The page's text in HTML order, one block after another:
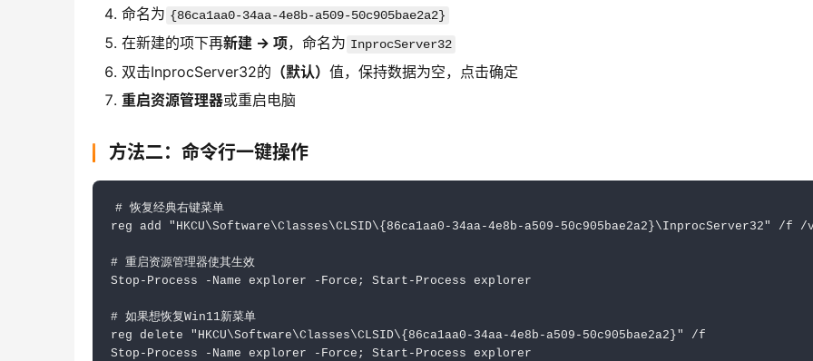
命名为 {86ca1aa0-34aa-4e8b-a509-50c905bae2a2}
在新建的项下再新建 → 项，命名为 InprocServer32
双击InprocServer32的 （默认） 值，保持数据为空，点击确定
重启资源管理器或重启电脑
方法二：命令行一键操作
# 恢复经典右键菜单
reg add "HKCU\Software\Classes\CLSID\{86ca1aa0-34aa-4e8b-a509-50c905bae2a2}\InprocServer32" /f /
# 重启资源管理器使其生效
Stop-Process -Name explorer -Force; Start-Process explorer
# 如果想恢复Win11新菜单
reg delete "HKCU\Software\Classes\CLSID\{86ca1aa0-34aa-4e8b-a509-50c905bae2a2}" /f
Stop-Process -Name explorer -Force; Start-Process explorer